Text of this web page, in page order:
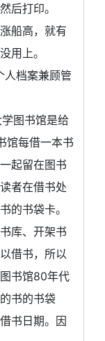
后打印。
船高，就有
用上。
人档案兼顾管
图书馆是给
馆每借一本书
起留在图书
者在借书处
的书袋卡。
库、开架书
借书，所以
书馆80年代
书的书袋
书日期。因